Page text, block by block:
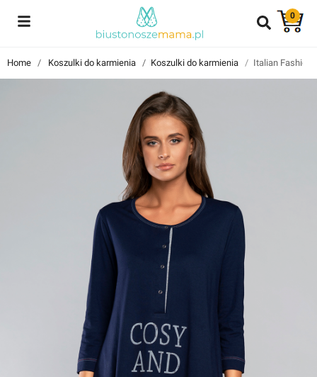
0
Reviews
Home Koszulki do karmienia Koszulki do karmienia Italian Fashion